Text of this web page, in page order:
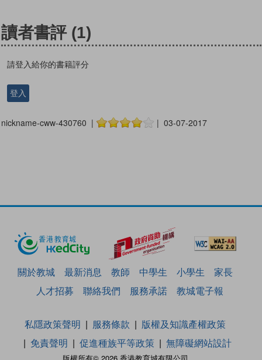
讀者書評 (1)
請登入給你的書籍評分
登入
nickname-cww-430760 | | 03-07-2017
關於教城 最新消息 教師 中學生 小學生
家長
人才招募
聯絡我們 服務承諾 教城電子報
私隱政策聲明 服務條款
版權及知識產權政策
免責聲明
促進種族平等政策 無障礙網站設計